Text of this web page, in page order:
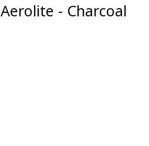
- Charcoal